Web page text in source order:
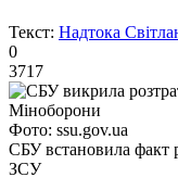
Текст: Надтока
0
3717
Фото: ssu.gov.ua
СБУ встановила факт
ЗСУ